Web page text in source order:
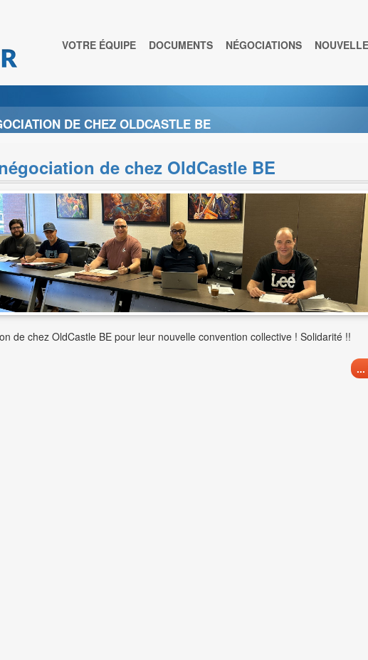
VOTRE ÉQUIPE DOCUMENTS NÉGOCIATIONS
DE CHEZ OLDCASTLE BE
de chez OldCastle BE
de chez OldCastle BE pour leur nouvelle convention collective ! Solidarité !!